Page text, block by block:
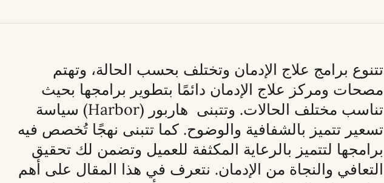
تتنوع برامج علاج الإدمان وتختلف بحسب الحالة، وتهتم
مصحات ومركز علاج الإدمان دائمًا بتطوير برامجها بحيث
تناسب مختلف الحالات. وتتبنى هاربور (Harbor) سياسة
تسعير تتميز بالشفافية والوضوح. كما تتبنى نهجًا تُخصص فيه
برامجها لتتميز بالرعاية المكثفة للعميل وتضمن لك تحقيق
التعافي والنجاة من الإدمان. نتعرف في هذا المقال على أهم